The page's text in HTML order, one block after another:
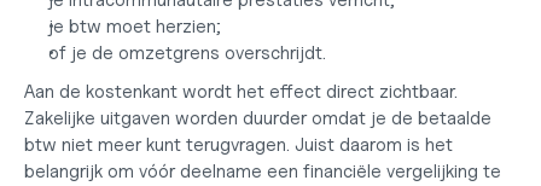
je btw moet herzien;
of je de omzetgrens overschrijdt.
Aan de kostenkant wordt het effect direct zichtbaar.
Zakelijke uitgaven worden duurder omdat je de betaalde
btw niet meer kunt terugvragen. Juist daarom is het
belangrijk om vóór deelname een financiële vergelijking te